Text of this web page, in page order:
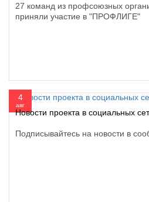
27 команд из профсоюзных
приняли участие в "ПРОФЛИГЕ"
4
авг
Новости проекта в социальных
Подписывайтесь на новости в